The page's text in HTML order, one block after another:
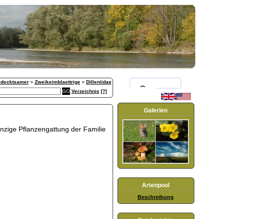
» Zweikeimblaettrige» Dilleniidae
Verzeichnis [?]
Pflanzengattung der Familie
Galerien
Artenpool
Beschreibung